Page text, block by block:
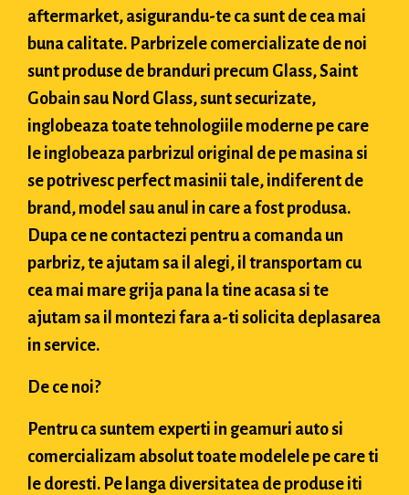
aftermarket, asigurandu-te ca sunt de cea mai
buna calitate. Parbrizele comercializate de noi
sunt produse de branduri precum Glass, Saint
Gobain sau Nord Glass, sunt securizate,
inglobeaza toate tehnologiile moderne pe care
le inglobeaza parbrizul original de pe masina si
se potrivesc perfect masinii tale, indiferent de
brand, model sau anul in care a fost produsa.
Dupa ce ne contactezi pentru a comanda un
parbriz, te ajutam sa il alegi, il transportam cu
cea mai mare grija pana la tine acasa si te
ajutam sa il montezi fara a-ti solicita deplasarea
in service.
De ce noi?
Pentru ca suntem experti in geamuri auto si
comercializam absolut toate modelele pe care ti
le doresti. Pe langa diversitatea de produse iti